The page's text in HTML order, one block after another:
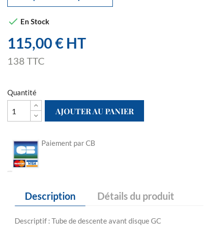
 En Stock
115,00 € HT
138 TTC
Quantité
AJOUTER AU PANIER
Paiement par CB
Description Détails du produit
Descriptif : Tube de descente avant disque GC